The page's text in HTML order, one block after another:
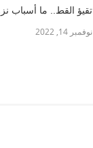
تقيؤ القط.. ما أسباب
نوفمبر 14, 2022